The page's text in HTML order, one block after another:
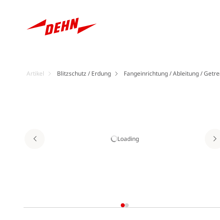
Artikel Blitzschutz / Erdung Fangeinrichtung / Ableitung /
Loading